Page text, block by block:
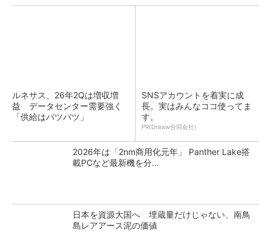
ルネサス、26年2Qは増収増
益 データセンター需要強く
「供給はパツパツ」
SNSアカウントを着実に成
長。実はみんなココ使ってま
す。
PR(Dreaw合同会社)
2026年は「2nm商用化元年」 Panther Lake搭
載PCなど最新機を分...
日本を資源大国へ 埋蔵量だけじゃない、南鳥
島レアアース泥の価値